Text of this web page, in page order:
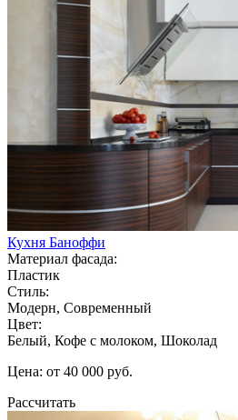
Кухня Баноффи
Материал фасада:
Пластик
Стиль:
Модерн, Современный
Цвет:
Белый, Кофе с молоком, Шоколад
Цена: от 40 000 руб.
Рассчитать